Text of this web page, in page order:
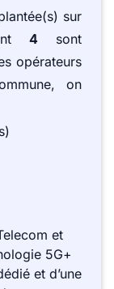
sur
4sont
opérateurs
on
et
5G+
et d’une